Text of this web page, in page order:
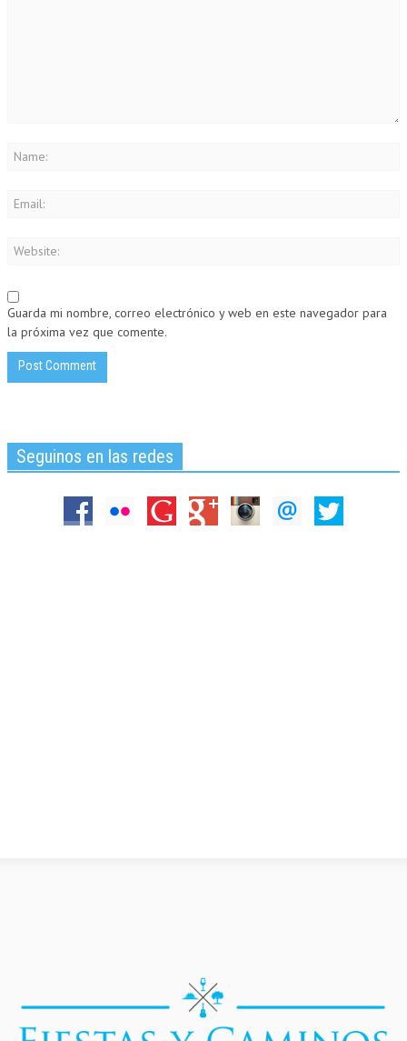
Guarda mi nombre, correo electrónico y web en este navegador para
la próxima vez que comente.
Seguinos en las redes